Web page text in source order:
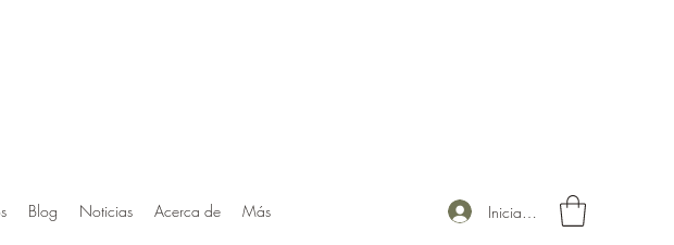
Blog Noticias Acerca de Más Iniciar sesión